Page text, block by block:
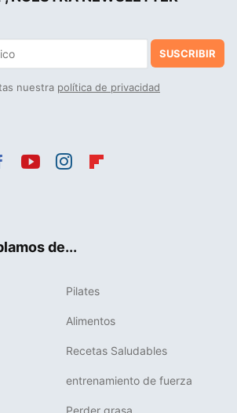
SUSCRIBIR
nuestra política de privacidad
de...
Pilates
Alimentos
Recetas Saludables
entrenamiento de fuerza
Perder grasa